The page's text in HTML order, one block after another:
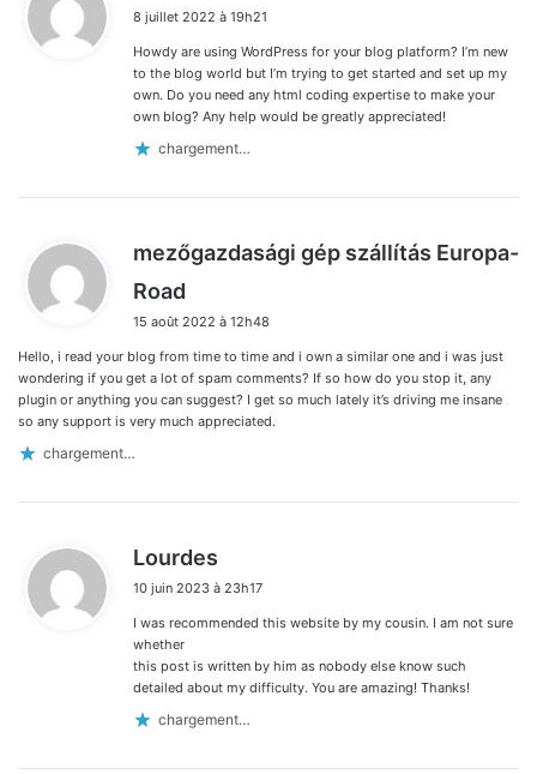
:
8 juillet 2022 à 19h21
Howdy are using WordPress for your blog platform? I’m new
to the blog world but I’m trying to get started and set up my
own. Do you need any html coding expertise to make your
own blog? Any help would be greatly appreciated!
chargement…
mezőgazdasági gép szállítás Europa-
Road
t
:
15 août 2022 à 12h48
Hello, i read your blog from time to time and i own a similar one and i was just
wondering if you get a lot of spam comments? If so how do you stop it, any
plugin or anything you can suggest? I get so much lately it’s driving me insane
so any support is very much appreciated.
chargement…
Lourdes
t
10 juin 2023 à 23h17
I was recommended this website by my cousin. I am not sure
whether
this post is written by him as nobody else know such
detailed about my difficulty. You are amazing! Thanks!
chargement…